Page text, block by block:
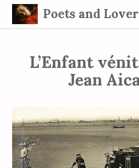
Poets and
L’Enfant
Jean